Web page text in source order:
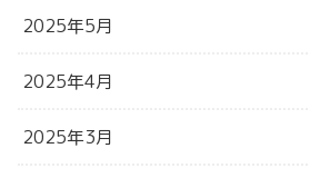
2025年5月
2025年4月
2025年3月